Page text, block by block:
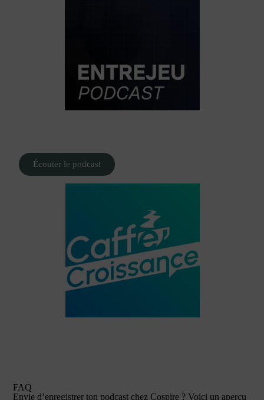
Écouter le podcast
FAQ
Envie d’enregistrer ton podcast chez Cospire ? Voici un aperçu